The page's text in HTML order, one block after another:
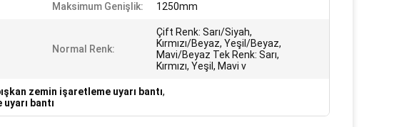
Maksimum Genişlik: 1250mm
Normal Renk:
Çift Renk: Sarı/Siyah,
Kırmızı/Beyaz, Yeşil/Beyaz,
Mavi/Beyaz Tek Renk: Sarı,
Kırmızı, Yeşil, Mavi v
zemin işaretleme uyarı bantı,
bantı